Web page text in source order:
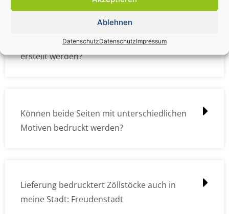
Ablehnen
DatenschutzDatenschutzImpressum
Wie müssen die Druckdateien angelegt /
erstellt werden?
Können beide Seiten mit unterschiedlichen
Motiven bedruckt werden?
Lieferung bedrucktert Zöllstöcke auch in
meine Stadt: Freudenstadt